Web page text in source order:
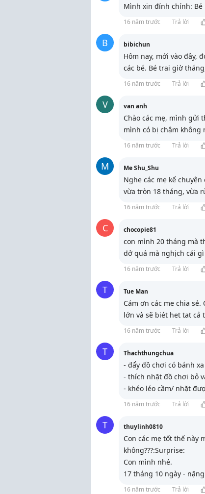
Mình xin đính chính:
16 năm trước Trả lời
B bibichun
Hôm nay, mới vào đây,
các bé. Bé trai giờ
16 năm trước Trả lời
V van anh
Chào các mẹ, mình gửi
mình có bị chậm
16 năm trước Trả lời
M Me Shu_Shu
Nghe các mẹ kể
vừa tròn 18 tháng, vừa
16 năm trước Trả lời
C chocopie81
con mình 20 tháng mà
dở quá mà nghịch cái
16 năm trước Trả lời
T Tue Man
Cám ơn các me chia
lớn và sẽ biét het tat cả
16 năm trước Trả lời
T Thachthungchua
- đẩy đồ chơi có bánh
- thích nhặt đồ chơi bỏ
- khéo léo cầm/ nhặt
16 năm trước Trả lời
T thuylinh0810
Con các mẹ tốt thế này
không???:Surprise:
Con mình nhé.
17 tháng 10 ngày -
16 năm trước Trả lời